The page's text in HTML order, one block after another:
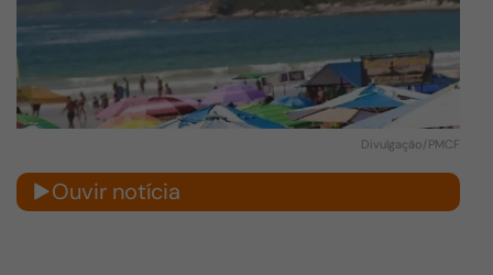
Divulgação/PMCF
Ouvir notícia